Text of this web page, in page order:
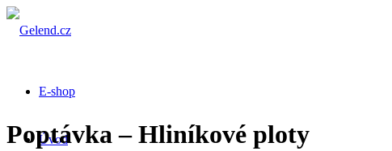
E-shop
Úvod
Poptávka – Hliníkové ploty